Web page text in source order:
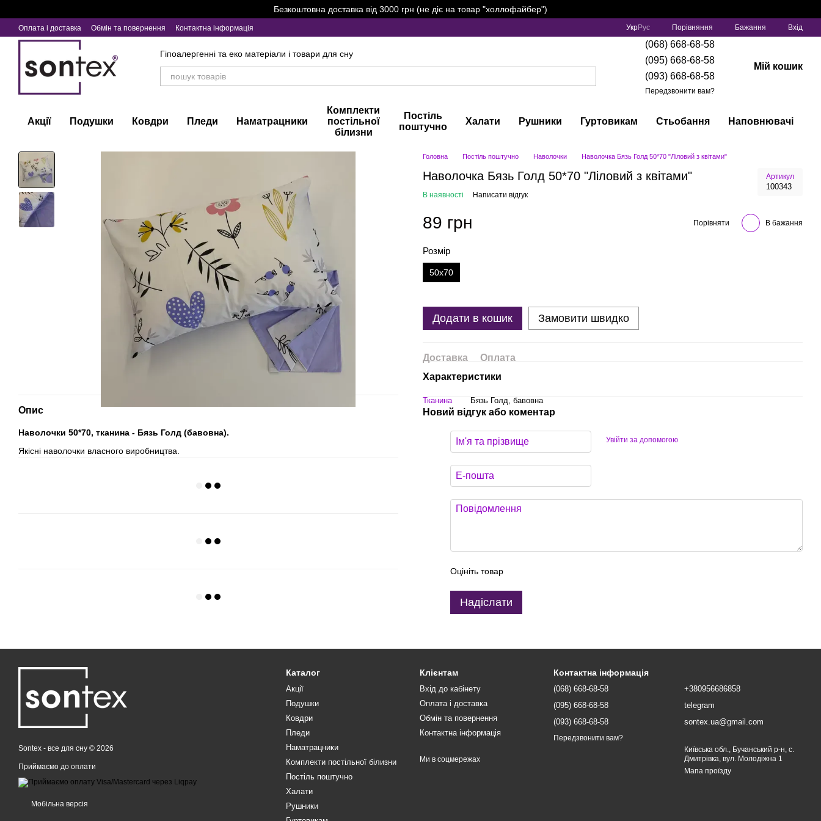
Безкоштовна доставка від 3000 грн (не діє на товар "холлофайбер")
Оплата і доставка Обмін та повернення Контактна інформація УкрРус Порівняння Бажання Вхід
Гіпоалергенні та еко матеріали і товари для сну
(068) 668-68-58
(095) 668-68-58
(093) 668-68-58
Передзвонити вам?
Мій кошик
Акції Подушки Ковдри Пледи Наматрацники
Комплекти
постільної
білизни
Постіль
поштучно
Халати Рушники Гуртовикам Стьобання Наповнювачі
Опис
Наволочки 50*70, тканина - Бязь Голд (бавовна).
Якісні наволочки власного виробництва.
Головна Постіль поштучно Наволочки Наволочка Бязь Голд 50*70 "Ліловий з квітами"
Наволочка Бязь Голд 50*70 "Ліловий з квітами" Артикул
100343
В наявності Написати відгук
89 грн Порівняти В бажання
Розмір
50х70
Додати в кошик Замовити швидко
Доставка
Оплата
Характеристики
Тканина Бязь Голд, бавовна
Новий відгук або коментар
Увійти за допомогою
Оцініть товар
Надіслати
Sontex - все для сну © 2026
Приймаємо до оплати
Мобільна версія
Каталог
Акції
Подушки
Ковдри
Пледи
Наматрацники
Комплекти постільної білизни
Постіль поштучно
Халати
Рушники
Клієнтам
Вхід до кабінету
Оплата і доставка
Обмін та повернення
Контактна інформація
Ми в соцмережах
Контактна інформація
(068) 668-68-58
(095) 668-68-58
(093) 668-68-58
Передзвонити вам?
+380956686858
telegram
sontex.ua@gmail.com
Київська обл., Бучанський р-н, с.
Дмитрівка, вул. Молодіжна 1
Мапа проїзду